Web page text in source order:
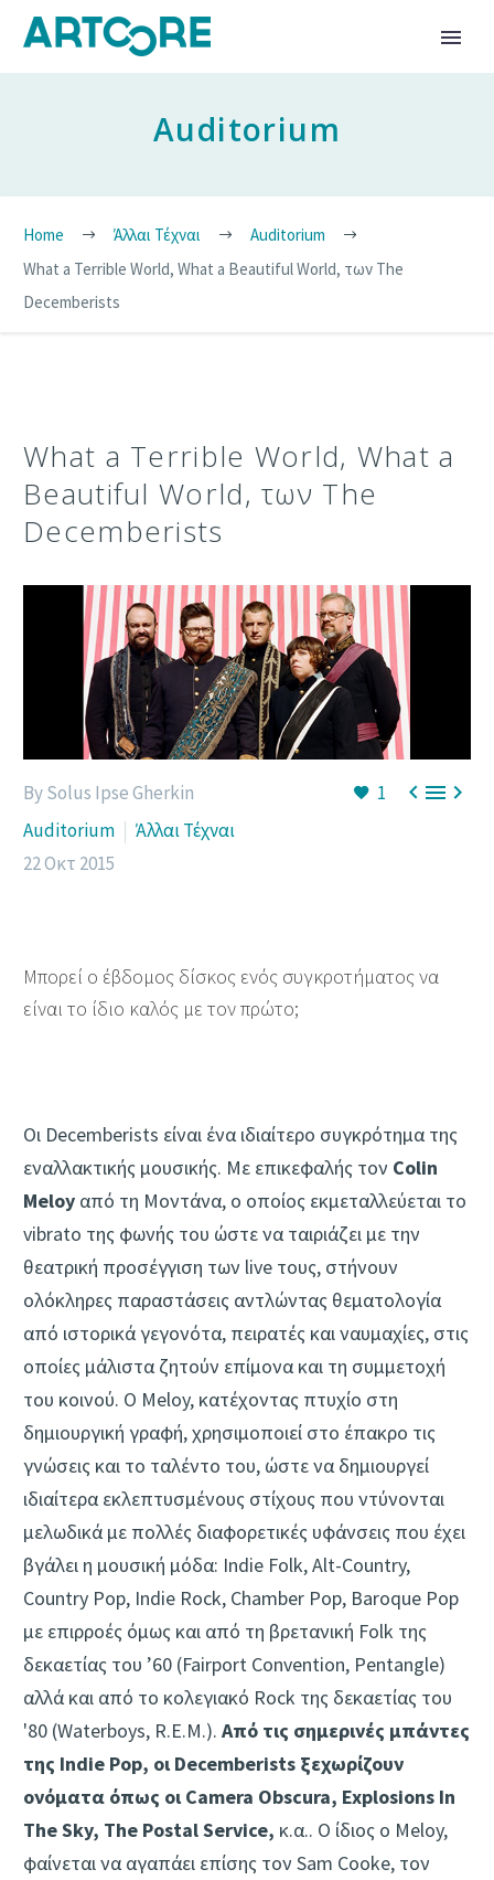
Auditorium
Home Άλλαι Τέχναι
Auditorium
What a Terrible World, What a Beautiful World, των The
Decemberists
What a Terrible World, What a
Beautiful World, των The
Decemberists
1 
By Solus Ipse Gherkin
Auditorium
Άλλαι Τέχναι
22 Οκτ 2015
Μπορεί ο έβδομος δίσκος ενός συγκροτήματος να
είναι το ίδιο καλός με τον πρώτο;
Οι Decemberists είναι ένα ιδιαίτερο συγκρότημα της
εναλλακτικής μουσικής. Με επικεφαλής τον Colin
Meloy από τη Μοντάνα, ο οποίος εκμεταλλεύεται το
vibrato της φωνής του ώστε να ταιριάζει με την
θεατρική προσέγγιση των live τους, στήνουν
ολόκληρες παραστάσεις αντλώντας θεματολογία
από ιστορικά γεγονότα, πειρατές και ναυμαχίες, στις
οποίες μάλιστα ζητούν επίμονα και τη συμμετοχή
του κοινού. Ο Meloy, κατέχοντας πτυχίο στη
δημιουργική γραφή, χρησιμοποιεί στο έπακρο τις
γνώσεις και το ταλέντο του, ώστε να δημιουργεί
ιδιαίτερα εκλεπτυσμένoυς στίχους που ντύνονται
μελωδικά με πολλές διαφορετικές υφάνσεις που έχει
βγάλει η μουσική μόδα: Ιndie Folk, Alt-Country,
Country Pop, Indie Rock, Chamber Pop, Baroque Pop
με επιρροές όμως και από τη βρετανική Folk της
δεκαετίας του ’60 (Fairport Convention, Pentangle)
αλλά και από το κολεγιακό Rock της δεκαετίας του
'80 (Waterboys, R.E.M.). Από τις σημερινές μπάντες
της Indie Pop, οι Decemberists ξεχωρίζουν
ονόματα όπως οι Camera Obscura, Explosions In
The Sky, The Postal Service, κ.α.. Ο ίδιος ο Meloy,
φαίνεται να αγαπάει επίσης τον Sam Cooke, τον